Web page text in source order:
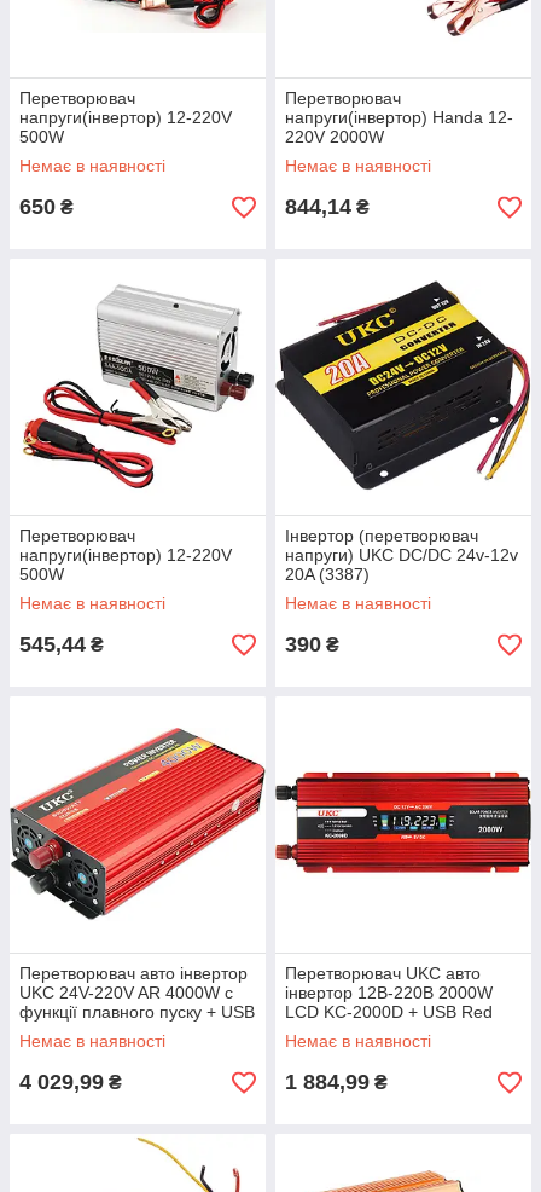
Перетворювач
напруги(інвертор) 12-220V
500W
Немає в наявності
650 ₴
Перетворювач
напруги(інвертор) Handa 12-
220V 2000W
Немає в наявності
844,14 ₴
Перетворювач
напруги(інвертор) 12-220V
500W
Немає в наявності
545,44 ₴
Інвертор (перетворювач
напруги) UKC DC/DC 24v-12v
20A (3387)
Немає в наявності
390 ₴
Перетворювач авто інвертор
UKC 24V-220V AR 4000W c
функції плавного пуску + USB
(5148)
Немає в наявності
4 029,99 ₴
Перетворювач UKC авто
інвертор 12В-220В 2000W
LCD KC-2000D + USB Red
(3739)
Немає в наявності
1 884,99 ₴